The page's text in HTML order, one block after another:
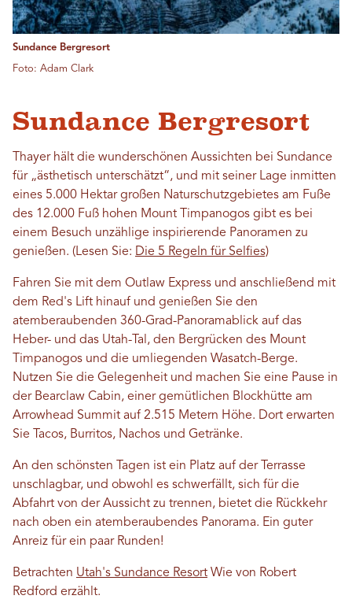
Sundance Bergresort
Foto: Adam Clark
Sundance Bergresort
Thayer hält die wunderschönen Aussichten bei Sundance
für „ästhetisch unterschätzt“, und mit seiner Lage inmitten
eines 5.000 Hektar großen Naturschutzgebietes am Fuße
des 12.000 Fuß hohen Mount Timpanogos gibt es bei
einem Besuch unzählige inspirierende Panoramen zu
genießen. (Lesen Sie: Die 5 Regeln für Selfies)
Fahren Sie mit dem Outlaw Express und anschließend mit
dem Red's Lift hinauf und genießen Sie den
atemberaubenden 360-Grad-Panoramablick auf das
Heber- und das Utah-Tal, den Bergrücken des Mount
Timpanogos und die umliegenden Wasatch-Berge.
Nutzen Sie die Gelegenheit und machen Sie eine Pause in
der Bearclaw Cabin, einer gemütlichen Blockhütte am
Arrowhead Summit auf 2.515 Metern Höhe. Dort erwarten
Sie Tacos, Burritos, Nachos und Getränke.
An den schönsten Tagen ist ein Platz auf der Terrasse
unschlagbar, und obwohl es schwerfällt, sich für die
Abfahrt von der Aussicht zu trennen, bietet die Rückkehr
nach oben ein atemberaubendes Panorama. Ein guter
Anreiz für ein paar Runden!
Betrachten Utah's Sundance Resort Wie von Robert
Redford erzählt.